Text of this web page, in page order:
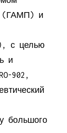
(ГАМП) и
с целью
и
902,
большого